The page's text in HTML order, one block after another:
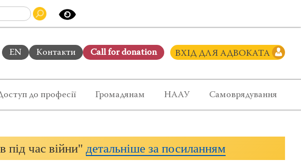
EN Контакти Сall for donation ВХІД ДЛЯ АДВОКАТА
до професії Громадянам НААУ Самоврядування
під час війни" детальніше за посиланням